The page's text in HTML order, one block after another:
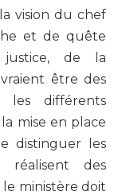
vision du chef
et de quête
justice, de la
être des
les différents
mise en place
distinguer les
des
le ministère doit